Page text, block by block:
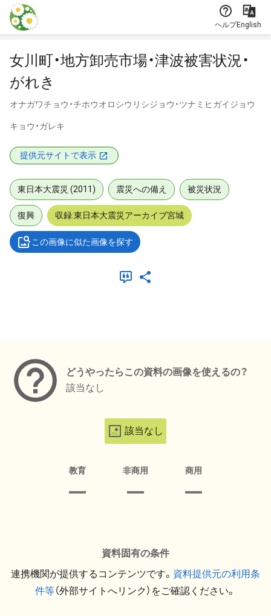
本文に飛ぶ
ヘルプEnglish
女川町・地方卸売市場・津波被害状況・
がれき
オナガワチョウ・チホウオロシウリシジョウ・ツナミヒガイジョウ
キョウ・ガレキ
提供元サイトで表示
東日本大震災 (2011) 震災への備え 被災状況
復興 収録:東日本大震災アーカイブ宮城
この画像に似た画像を探す
どうやったらこの資料の画像を使えるの？
該当なし
該当なし
教育 非商用 商用
資料固有の条件
連携機関が提供するコンテンツです。 資料提供元の利用条
件等（外部サイトへリンク）をご確認ください。